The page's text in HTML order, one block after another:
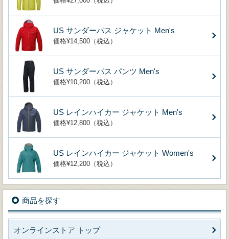
US サンダーパス ジャケット Men's
価格¥14,500（税込）
US サンダーパス パンツ Men's
価格¥10,200（税込）
US レインハイカー ジャケット Men's
価格¥12,800（税込）
US レインハイカー ジャケット Women's
価格¥12,200（税込）
商品を探す
オンラインストア トップ